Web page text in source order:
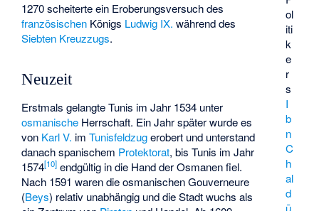
ol
iti
k
e
r
s
I
b
n
C
h
al
d
ū
1270 scheiterte ein Eroberungsversuch des
französischen Königs Ludwig IX. während des
Siebten Kreuzzugs.
Neuzeit
Erstmals gelangte Tunis im Jahr 1534 unter
osmanische Herrschaft. Ein Jahr später wurde es
von Karl V. imTunisfeldzugerobert und unterstand
danach spanischem Protektorat, bis Tunis im Jahr
1574[10] endgültig in die Hand der Osmanen fiel.
Nach 1591 waren die osmanischen Gouverneure
(Beys) relativ unabhängig und die Stadt wuchs als